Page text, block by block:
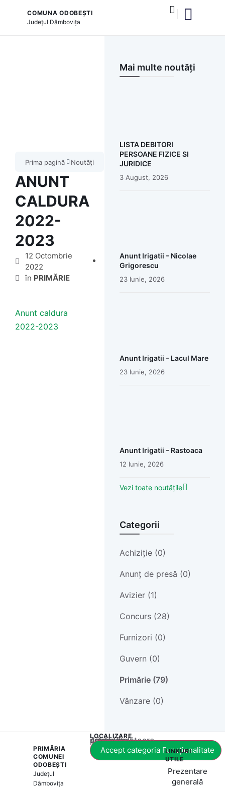
COMUNA ODOBEȘTI
Județul Dâmbovița
Prima pagină Noutăți
ANUNT
CALDURA
2022-
2023
12 Octombrie
2022
în PRIMĂRIE
Anunt caldura
2022-2023
Mai multe noutăți
LISTA DEBITORI
PERSOANE FIZICE SI
JURIDICE
3 August, 2026
Anunt Irigatii – Nicolae
Grigorescu
23 Iunie, 2026
Anunt Irigatii – Lacul Mare
23 Iunie, 2026
Anunt Irigatii – Rastoaca
12 Iunie, 2026
Vezi toate noutățile
Categorii
Achiziție (0)
Anunț de presă (0)
Avizier (1)
Concurs (28)
Furnizori (0)
Guvern (0)
Primărie (79)
Vânzare (0)
PRIMĂRIA
COMUNEI
ODOBEȘTI
Județul
Dâmbovița
LOCALIZARE
Acest conținut este blocat până când acceptați categoria corespunzătoare de cookie-uri.
Accept categoria Funcționalitate
LINKURI
UTILE
Prezentare
generală